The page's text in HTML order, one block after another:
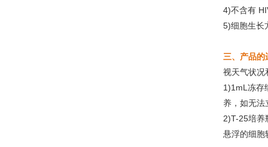
4)不含有
5)细胞生长
三、产品的
视天气状况
1)1mL冻存
养，如无
2)T-25培养
悬浮的细胞